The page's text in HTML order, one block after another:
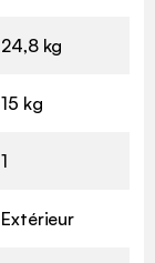
24,8 kg
15 kg
1
Extérieur